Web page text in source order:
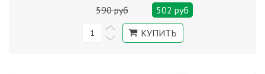
590 руб 502 руб